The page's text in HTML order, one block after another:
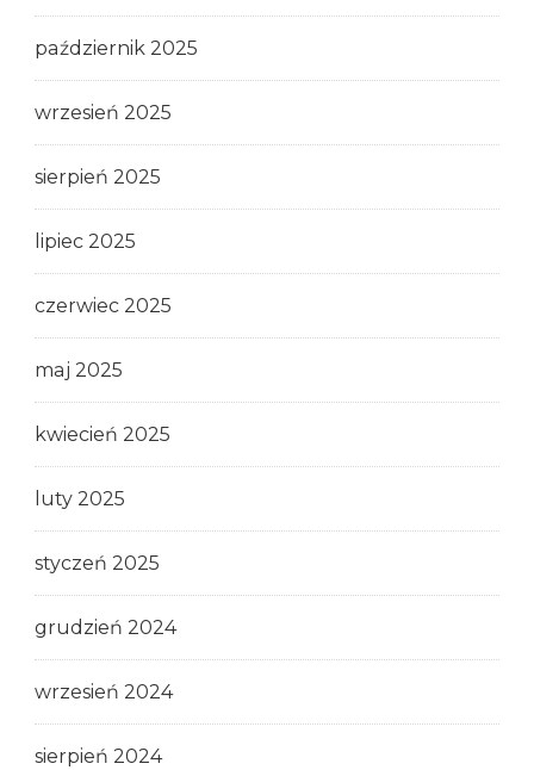
październik 2025
wrzesień 2025
sierpień 2025
lipiec 2025
czerwiec 2025
maj 2025
kwiecień 2025
luty 2025
styczeń 2025
grudzień 2024
wrzesień 2024
sierpień 2024